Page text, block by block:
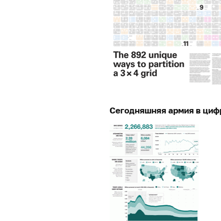
Сегодняшняя армия в